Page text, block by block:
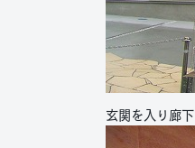
玄関を入り廊下